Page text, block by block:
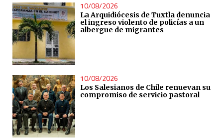
10/08/2026
La Arquidiócesis de Tuxtla denuncia
el ingreso violento de policías a un
albergue de migrantes
10/08/2026
Los Salesianos de Chile renuevan su
compromiso de servicio pastoral